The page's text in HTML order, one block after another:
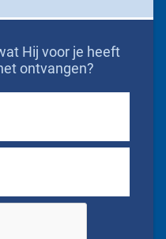
Hij voor je heeft
ontvangen?